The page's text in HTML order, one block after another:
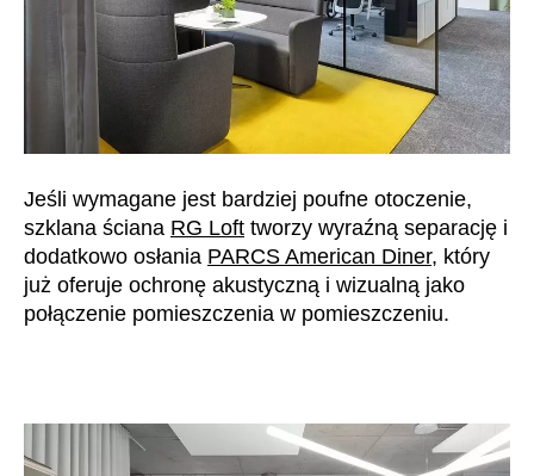
Jeśli wymagane jest bardziej poufne otoczenie,
szklana ściana RG Loft tworzy wyraźną separację i
dodatkowo osłania PARCS American Diner, który
już oferuje ochronę akustyczną i wizualną jako
połączenie pomieszczenia w pomieszczeniu.